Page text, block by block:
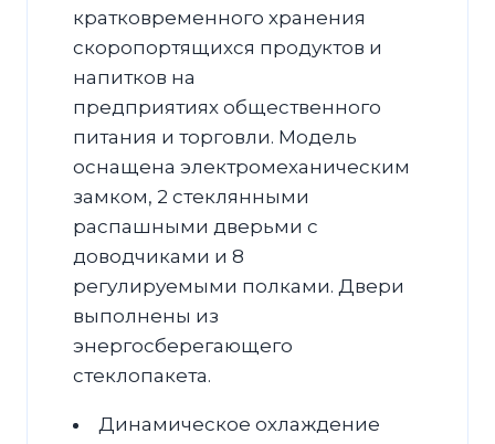
кратковременного хранения
скоропортящихся продуктов и
напитков на
предприятиях общественного
питания и торговли. Модель
оснащена электромеханическим
замком, 2 стеклянными
распашными дверьми с
доводчиками и 8
регулируемыми полками. Двери
выполнены из
энергосберегающего
стеклопакета.
Динамическое охлаждение